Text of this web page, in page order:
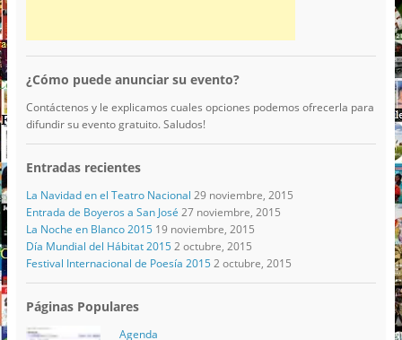
¿Cómo puede anunciar su evento?
Contáctenos y le explicamos cuales opciones podemos ofrecerla para
difundir su evento gratuito. Saludos!
Entradas recientes
La Navidad en el Teatro Nacional 29 noviembre, 2015
Entrada de Boyeros a San José 27 noviembre, 2015
La Noche en Blanco 2015 19 noviembre, 2015
Día Mundial del Hábitat 2015 2 octubre, 2015
Festival Internacional de Poesía 2015 2 octubre, 2015
Páginas Populares
Agenda